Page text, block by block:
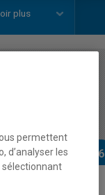
plus
- Automne 2026
permettent
d’analyser les
sélectionnant